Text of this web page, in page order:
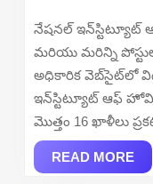
2026
–
Walkin
for
16
నేషనల్ ఇన్‌స్టిట్యూట్
మరియు మరిన్ని
అధికారిక వెబ్‌సైట్‌లో
ఇన్‌స్టిట్యూట్ ఆఫ్
మొత్తం 16 ఖాళీలు
READ MORE